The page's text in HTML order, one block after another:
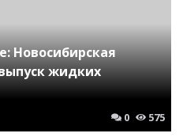
Новосибирская
жидких
0 575